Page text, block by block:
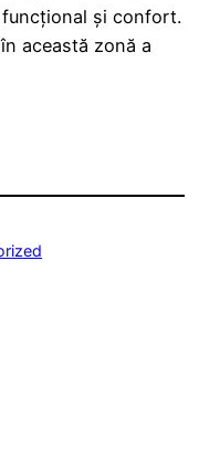
și confort.
această zonă a